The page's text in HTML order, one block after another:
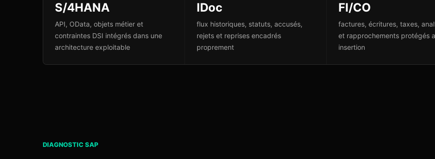
S/4HANA
API, OData, objets métier et
contraintes DSI intégrés dans une
architecture exploitable
IDoc
flux historiques, statuts, accusés,
rejets et reprises encadrés
proprement
FI/CO
factures, écritures, taxes,
et rapprochements protégés
insertion
DIAGNOSTIC SAP